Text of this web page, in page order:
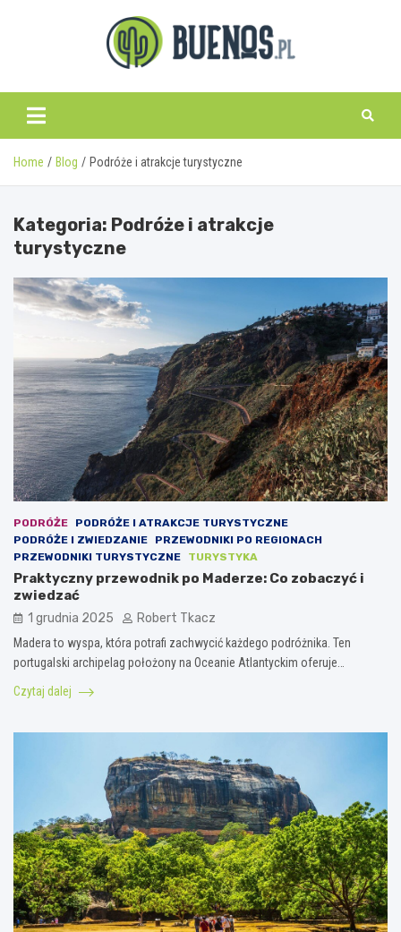
www.buenos.pl
Home Blog Podróże i atrakcje turystyczne
Kategoria: Podróże i atrakcje
turystyczne
PODRÓŻE
PODRÓŻE I ATRAKCJE TURYSTYCZNE
PODRÓŻE I ZWIEDZANIE
PRZEWODNIKI PO REGIONACH
PRZEWODNIKI TURYSTYCZNE
TURYSTYKA
Praktyczny przewodnik po Maderze: Co zobaczyć i
zwiedzać
1 grudnia 2025 Robert Tkacz
Madera to wyspa, która potrafi zachwycić każdego podróżnika. Ten
portugalski archipelag położony na Oceanie Atlantyckim oferuje…
Czytaj dalej